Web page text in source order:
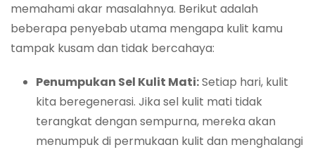
memahami akar masalahnya. Berikut adalah
beberapa penyebab utama mengapa kulit kamu
tampak kusam dan tidak bercahaya:
Penumpukan Sel Kulit Mati:Setiap hari, kulit
kita beregenerasi. Jika sel kulit mati tidak
terangkat dengan sempurna, mereka akan
menumpuk di permukaan kulit dan menghalangi